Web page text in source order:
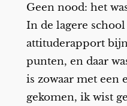
Geen nood: het
In de lagere
attituderapport
punten, en daar
is zowaar met een
gekomen, ik wist